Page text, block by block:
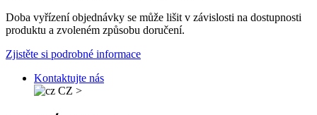
Doba vyřízení objednávky se může lišit v závislosti na dostupnosti
produktu a zvoleném způsobu doručení.
Zjistěte si podrobné informace
Kontaktujte nás
CZ >